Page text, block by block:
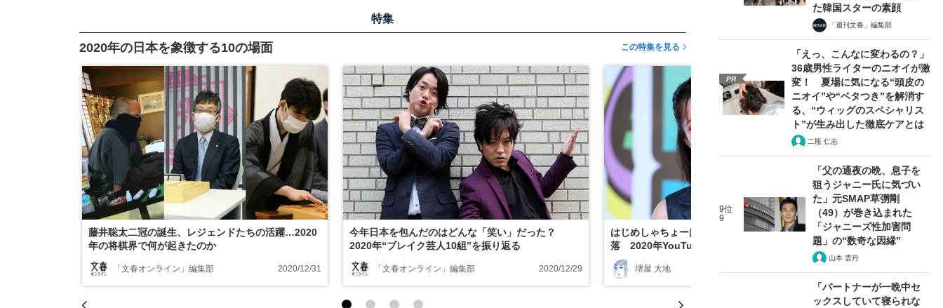
特集
2020年の日本を象徴する10の場面 この特集を見る
藤井聡太二冠の誕生、レジェンドたちの活躍…2020
年の将棋界で何が起きたのか
「文春オンライン」編集部 2020/12/31
今年日本を包んだのはどんな「笑い」だった？
2020年“ブレイク芸人10組”を振り返る
「文春オンライン」編集部 2020/12/29
はじめしゃちょーはチャンネル登録者数国内3位転
落 2020年YouTuber戦国時代
堺屋 大地 2020/12/27
た韓国スターの素顔
「週刊文春」編集部
PR
「えっ、こんなに変わるの？」
36歳男性ライターのニオイが激
変！ 夏場に気になる“頭皮の
ニオイ”や“ベタつき”を解消す
る、“ウィッグのスペシャリス
ト”が生み出した徹底ケアとは
二瓶 仁志
9位
9
「父の通夜の晩、息子を
狙うジャニー氏に気づい
た」元SMAP草彅剛
（49）が巻き込まれた
「ジャニーズ性加害問
題」の“数奇な因縁”
山本 雲丹
「パートナーが一晩中セ
ックスしていて寝られな